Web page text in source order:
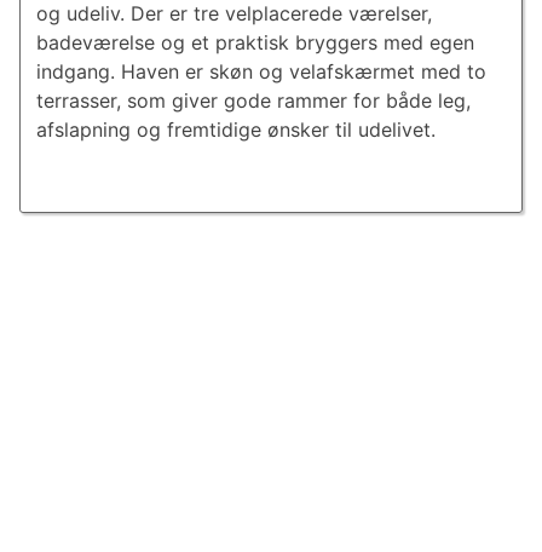
og udeliv. Der er tre velplacerede værelser,
badeværelse og et praktisk bryggers med egen
indgang. Haven er skøn og velafskærmet med to
terrasser, som giver gode rammer for både leg,
afslapning og fremtidige ønsker til udelivet.